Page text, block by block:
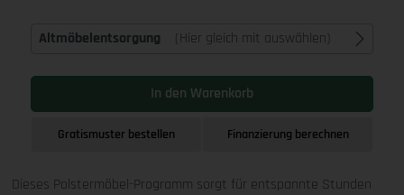
Altmöbelentsorgung (Hier gleich mit auswählen)
In den Warenkorb
Gratismuster bestellen Finanzierung berechnen
Dieses Polstermöbel-Programm sorgt für entspannte Stunden